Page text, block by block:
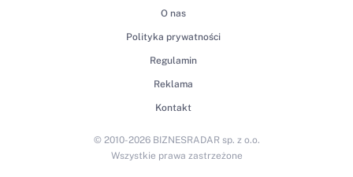
O nas
Polityka prywatności
Regulamin
Reklama
Kontakt
© 2010-2026 BIZNESRADAR sp. z o.o.
Wszystkie prawa zastrzeżone